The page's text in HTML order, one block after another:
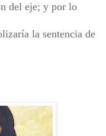
del eje; y por lo
la sentencia de